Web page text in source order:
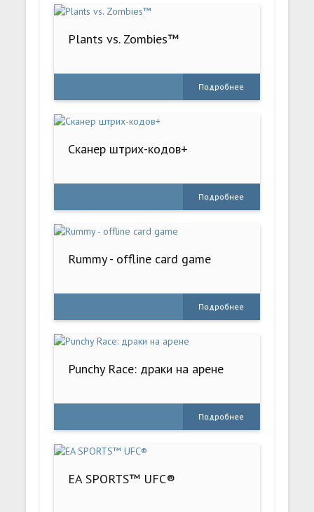
Plants vs. Zombies™
Подробнее
Сканер штрих-кодов+
Подробнее
Rummy - offline card game
Подробнее
Punchy Race: драки на арене
Подробнее
EA SPORTS™ UFC®